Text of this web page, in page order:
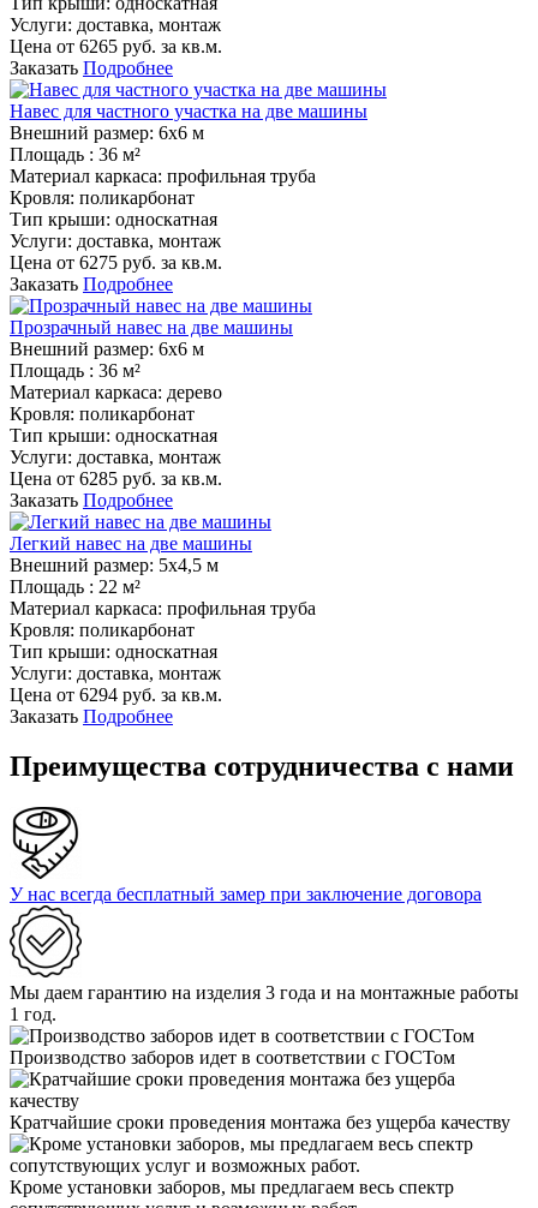
Услуги: доставка, монтаж
Цена от 6265 руб. за кв.м.
Заказать Подробнее
Навес для частного участка на две машины
Внешний размер: 6х6 м
Площадь : 36 м²
Материал каркаса: профильная труба
Кровля: поликарбонат
Тип крыши: односкатная
Услуги: доставка, монтаж
Цена от 6275 руб. за кв.м.
Заказать Подробнее
Прозрачный навес на две машины
Внешний размер: 6х6 м
Площадь : 36 м²
Материал каркаса: дерево
Кровля: поликарбонат
Тип крыши: односкатная
Услуги: доставка, монтаж
Цена от 6285 руб. за кв.м.
Заказать Подробнее
Легкий навес на две машины
Внешний размер: 5х4,5 м
Площадь : 22 м²
Материал каркаса: профильная труба
Кровля: поликарбонат
Тип крыши: односкатная
Услуги: доставка, монтаж
Цена от 6294 руб. за кв.м.
Заказать Подробнее
Преимущества сотрудничества с нами
У нас всегда бесплатный замер при заключение договора
Мы даем гарантию на изделия 3 года и на монтажные работы
1 год.
Производство заборов идет в соответствии с ГОСТом
Кратчайшие сроки проведения монтажа без ущерба качеству
Кроме установки заборов, мы предлагаем весь спектр